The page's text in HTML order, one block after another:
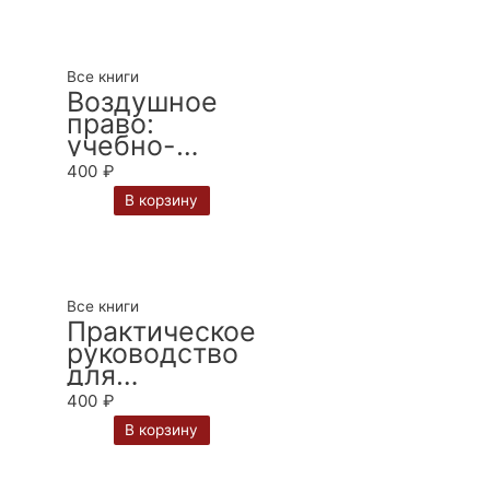
Все книги
Воздушное
право:
учебно-
методическо
е пособие.
Авторы О.В.
400 ₽
В корзину
Все книги
Практическое
руководство
для
юрисконсульт
а / Е. А.
Семенова
400 ₽
В корзину